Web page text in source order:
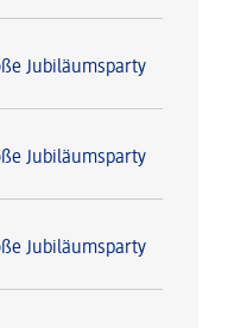
Jubiläumsparty
Jubiläumsparty
Jubiläumsparty